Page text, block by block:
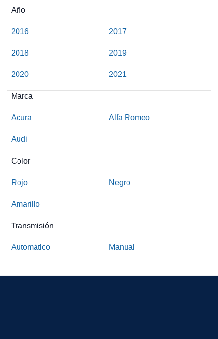
Año
2016 2017
2018 2019
2020 2021
Marca
Acura Alfa Romeo
Audi
Color
Rojo Negro
Amarillo
Transmisión
Automático Manual